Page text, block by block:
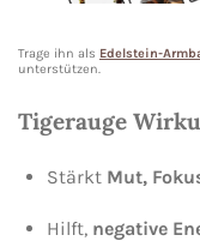
Trage ihn als Edelstein-
unterstützen.
Tigerauge
Stärkt Mut,
Hilft, negative